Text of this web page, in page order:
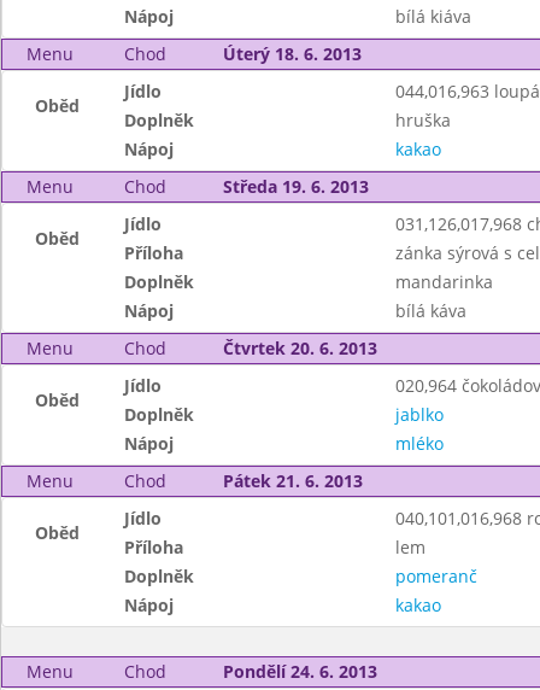
Nápoj
bílá kiáva
Menu
Chod Úterý 18. 6. 2013
Oběd
Jídlo
044,016,963
Doplněk
hruška
Nápoj
kakao
Menu
Chod Středa 19. 6. 2013
Oběd
Jídlo
031,126,017,968
Příloha
zánka sýrová s
Doplněk
mandarinka
Nápoj
bílá káva
Menu
Chod Čtvrtek 20. 6. 2013
Oběd
Jídlo
020,964
Doplněk
jablko
Nápoj
mléko
Menu
Chod Pátek 21. 6. 2013
Oběd
Jídlo
040,101,016,968
Příloha
lem
Doplněk
pomeranč
Nápoj
kakao
Menu Chod Pondělí 24. 6. 2013